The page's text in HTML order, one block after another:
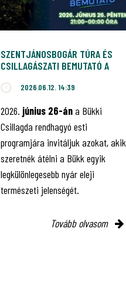
SZENTJÁNOSBOGÁR TÚRA ÉS
CSILLAGÁSZATI BEMUTATÓ A
2026.06.12. 14:39
2026. június 26-ána Bükki
Csillagda rendhagyó esti
programjára invitáljuk azokat, akik
szeretnék átélni a Bükk egyik
legkülönlegesebb nyár eleji
természeti jelenségét.
Tovább olvasom